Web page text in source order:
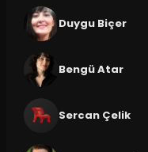
Duygu Biçer
Bengü Atar
Sercan Çelik